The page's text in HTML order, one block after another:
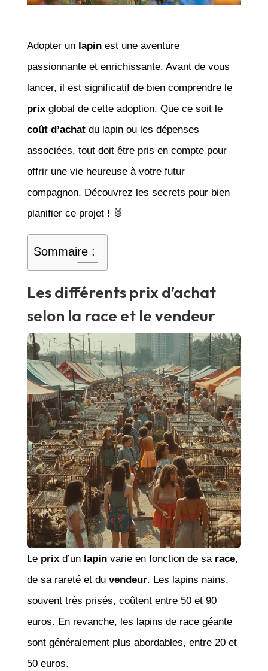
Adopter un lapinest une aventure
passionnante et enrichissante. Avant de vous
lancer, il est significatif de bien comprendre le
prixglobal de cette adoption. Que ce soit le
coût d’achatdu lapin ou les dépenses
associées, tout doit être pris en compte pour
offrir une vie heureuse à votre futur
compagnon. Découvrez les secrets pour bien
planifier ce projet ! 🐰
Sommaire :
Les différents prix d’achat
selon la race et le vendeur
Le prixd’un lapinvarie en fonction de sa race,
de sa rareté et du vendeur. Les lapins nains,
souvent très prisés, coûtent entre 50 et 90
euros. En revanche, les lapins de race géante
sont généralement plus abordables, entre 20 et
50 euros.